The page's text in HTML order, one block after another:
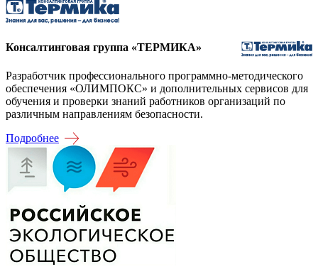
Консалтинговая группа «ТЕРМИКА»
Разработчик профессионального программно-методического
обеспечения «ОЛИМПОКС» и дополнительных сервисов для
обучения и проверки знаний работников организаций по
различным направлениям безопасности.
Подробнее